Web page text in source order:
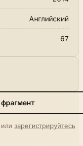
Английский
67
или зарегистрируйтесь